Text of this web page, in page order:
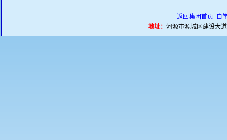
返回集团首页
自
地址： 河源市源城区建设大